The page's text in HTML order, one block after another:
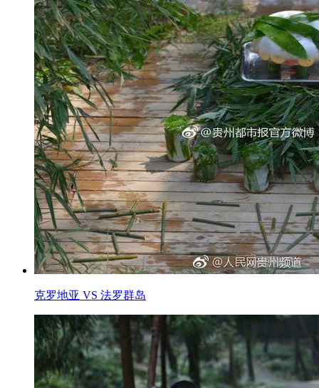
克罗地亚 VS 法罗群岛